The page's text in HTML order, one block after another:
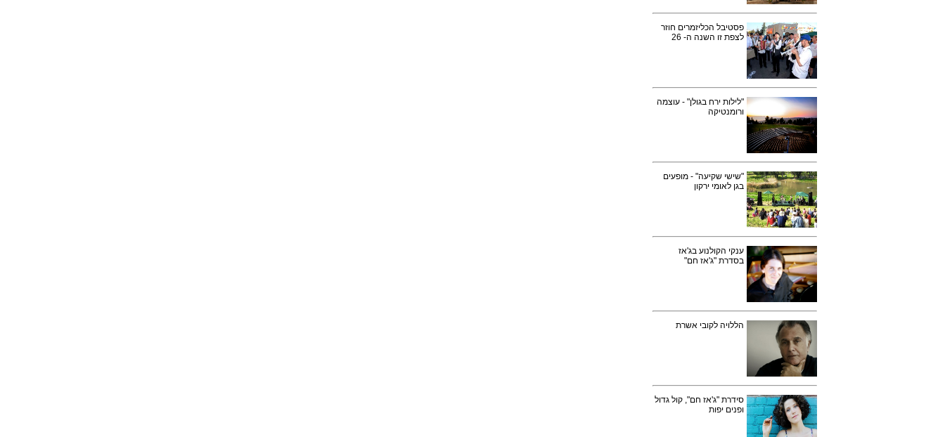
פסטיבל הכליזמרים חוזר
לצפת זו השנה ה- 26
"לילות ירח בגולן" - עוצמה
ורומנטיקה
"שישי שקיעה" - מופעים
בגן לאומי ירקון
ענקי הקולנוע בג'אז
בסדרת "ג'אז חם"
הללויה לקובי אשרת
סידרת "ג'אז חם", קול גדול
ופנים יפות